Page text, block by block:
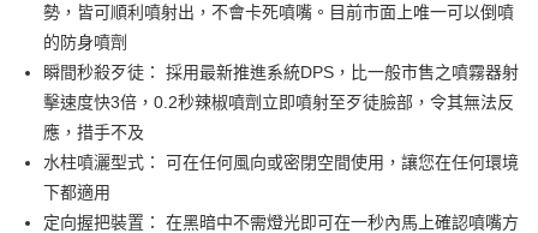
玉山商業銀行
星展（台灣）商業銀行
台新國際商業銀行
台灣樂天信用卡公司
AFTEE先享後付
相關說明
【關於「AFTEE先享後付」】
AFTEE先享後付是「在收到商品之後才付款」的支付方式。 讓您購物簡單
便利好安心！
１．簡單：不需註冊會員、不需綁卡、不需儲值。
２．便利：只要手機號碼，簡訊認證，即可結帳。
貨到付款
運送方式
勢，皆可順利噴射出，不會卡死噴嘴。目前市面上唯一可以倒噴
的防身噴劑
瞬間秒殺歹徒： 採用最新推進系統DPS，比一般市售之噴霧器射
擊速度快3倍，0.2秒辣椒噴劑立即噴射至歹徒臉部，令其無法反
應，措手不及
水柱噴灑型式： 可在任何風向或密閉空間使用，讓您在任何環境
下都適用
定向握把裝置： 在黑暗中不需燈光即可在一秒內馬上確認噴嘴方